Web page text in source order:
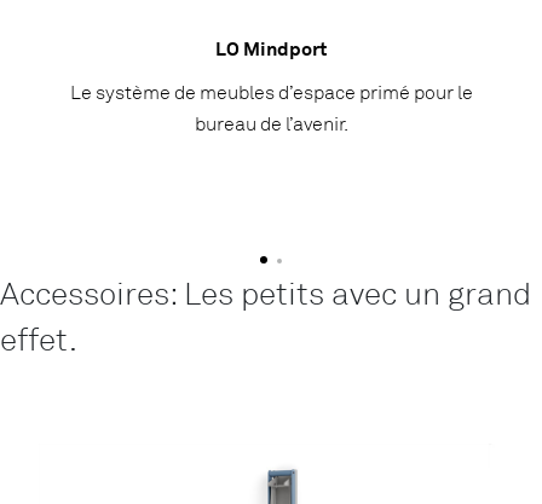
LO Mindport
Le système de meubles d’espace primé pour le
bureau de l’avenir.
Accessoires: Les petits avec un grand
effet.